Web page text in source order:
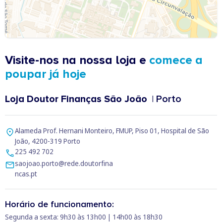
Visite-nos na nossa loja e comece a
poupar já hoje
Loja Doutor Finanças São João | Porto
Alameda Prof. Hernani Monteiro, FMUP, Piso 01, Hospital de São
João, 4200-319 Porto
225 492 702
saojoao.porto@rede.doutorfina
ncas.pt
Horário de funcionamento:
Segunda a sexta: 9h30 às 13h00 | 14h00 às 18h30